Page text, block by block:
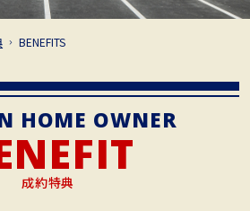
BENEFITS
HOME OWNER
成約特典